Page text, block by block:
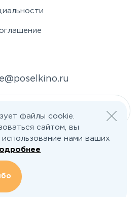
| poselkino.ru
Зуево, ул. Северная, д.14, кв.145
файлы cookie.
сайтом, вы
нами ваших